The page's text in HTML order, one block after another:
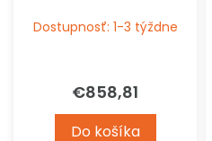
Dostupnosť: 1-3 týždne
€858,81
Do košíka